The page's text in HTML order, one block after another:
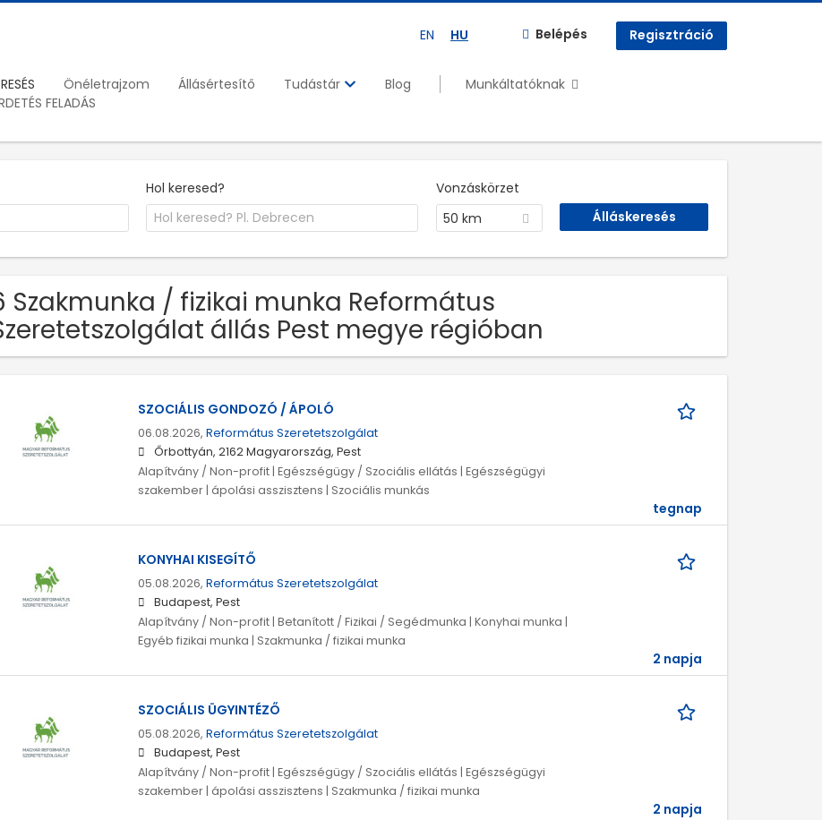
EN HU Belépés Regisztráció
Önéletrajzom Állásértesítő Tudástár Blog
Munkáltatóknak
FELADÁS
Hol keresed?
Vonzáskörzet
50 km
Szakmunka / fizikai munka Református
állás Pest megye régióban
SZOCIÁLIS GONDOZÓ / ÁPOLÓ
06.08.2026, Református Szeretetszolgálat
Őrbottyán, 2162 Magyarország, Pest
Alapítvány / Non-profit | Egészségügy / Szociális ellátás | Egészségügyi
szakember | ápolási asszisztens | Szociális munkás
tegnap
KONYHAI KISEGÍTŐ
05.08.2026, Református Szeretetszolgálat
Budapest, Pest
Alapítvány / Non-profit | Betanított / Fizikai / Segédmunka | Konyhai munka |
Egyéb fizikai munka | Szakmunka / fizikai munka
2 napja
SZOCIÁLIS ÜGYINTÉZŐ
05.08.2026, Református Szeretetszolgálat
Budapest, Pest
Alapítvány / Non-profit | Egészségügy / Szociális ellátás | Egészségügyi
szakember | ápolási asszisztens | Szakmunka / fizikai munka
2 napja